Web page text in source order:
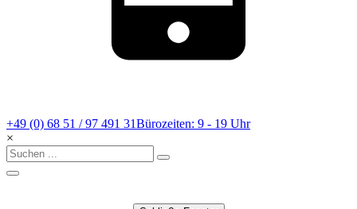
+49 (0) 68 51 / 97 491 31Bürozeiten: 9 - 19 Uhr
×